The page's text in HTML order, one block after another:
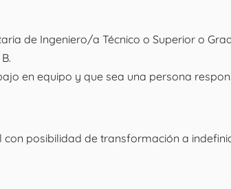
de Ingeniero/a Técnico o Superior o
en equipo y que sea una persona
posibilidad de transformación a